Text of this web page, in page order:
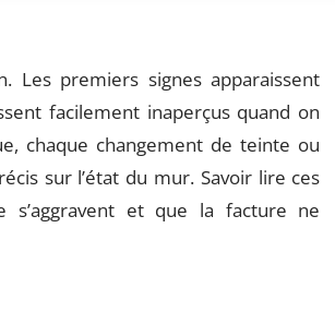
Les premiers signes apparaissent
facilement inaperçus quand on
chaque changement de teinte ou
sur l’état du mur. Savoir lire ces
s’aggravent et que la facture ne